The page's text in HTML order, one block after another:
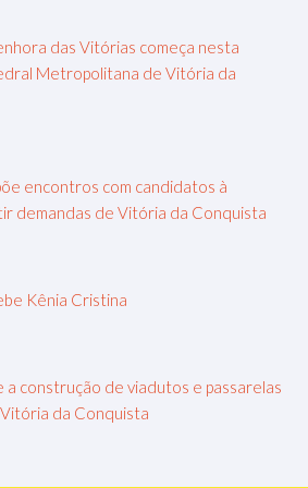
das Vitórias começa nesta
Metropolitana de Vitória da
encontros com candidatos à
demandas de Vitória da Conquista
Kênia Cristina
construção de viadutos e passarelas
da Conquista